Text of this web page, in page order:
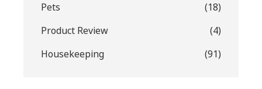
Pets
(18)
Product Review
(4)
Housekeeping
(91)